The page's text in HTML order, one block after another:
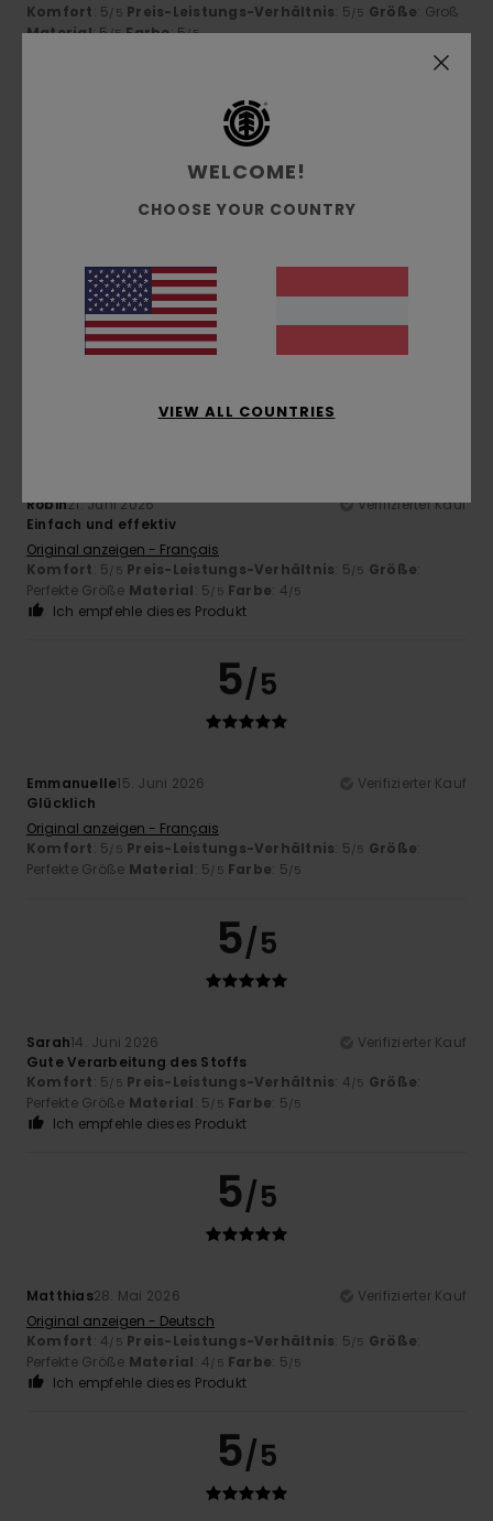
Komfort: 5 /5 Preis-Leistungs-Verhältnis: 5 /5 Größe: Groß
Material: 5/5 Farbe: 5/5
5/5
Original anzeigen - Castellano
Komfort: 5/5 Preis-Leistungs-Verhältnis
Perfekte GrößeMaterial: 5/5
Ich empfehle dieses Produkt
5/5
Robin21. Juni 2026
Verifizierter Kauf
Einfach und effektiv
Original anzeigen - Français
Komfort: 5 /5 Preis-Leistungs-Verhältnis: 5 /5 Größe:
Perfekte Größe Material: 5 /5 Farbe: 4 /5
Ich empfehle dieses Produkt
5/5
Emmanuelle15. Juni 2026
Verifizierter Kauf
Glücklich
Original anzeigen - Français
Komfort: 5 /5 Preis-Leistungs-Verhältnis: 5 /5 Größe:
Perfekte Größe Material: 5 /5 Farbe: 5 /5
5/5
Sarah14. Juni 2026
Verifizierter Kauf
Gute Verarbeitung des Stoffs
Komfort: 5 /5 Preis-Leistungs-Verhältnis: 4 /5 Größe:
Perfekte Größe Material: 5 /5 Farbe: 5 /5
Ich empfehle dieses Produkt
5/5
Matthias28. Mai 2026
Verifizierter Kauf
Original anzeigen - Deutsch
Komfort: 4 /5 Preis-Leistungs-Verhältnis: 5 /5 Größe:
Perfekte Größe Material: 4 /5 Farbe: 5 /5
Ich empfehle dieses Produkt
5/5
WELCOME!
CHOOSE YOUR COUNTRY
VIEW ALL COUNTRIES